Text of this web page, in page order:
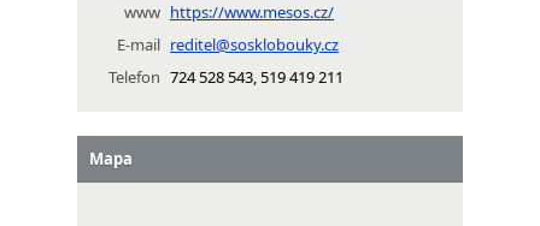
www https://www.mesos.cz/
E-mail reditel@sosklobouky.cz
Telefon 724 528 543, 519 419 211
Mapa